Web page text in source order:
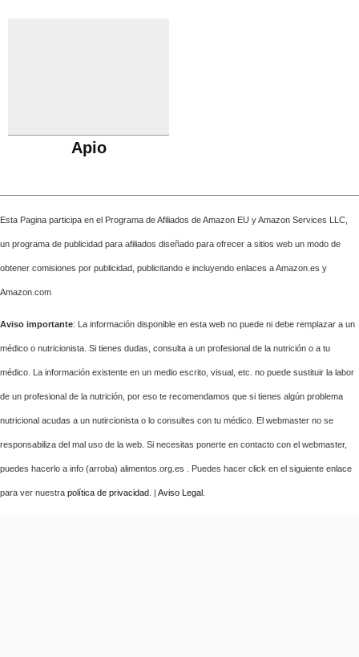
Apio
Esta Pagina participa en el Programa de Afiliados de Amazon EU y Amazon Services LLC,
un programa de publicidad para afiliados diseñado para ofrecer a sitios web un modo de
obtener comisiones por publicidad, publicitando e incluyendo enlaces a Amazon.es y
Amazon.com
Aviso importante: La información disponible en esta web no puede ni debe remplazar a un
médico o nutricionista. Si tienes dudas, consulta a un profesional de la nutrición o a tu
médico. La información existente en un medio escrito, visual, etc. no puede sustituir la labor
de un profesional de la nutrición, por eso te recomendamos que si tienes algún problema
nutricional acudas a un nutircionista o lo consultes con tu médico. El webmaster no se
responsabiliza del mal uso de la web. Si necesitas ponerte en contacto con el webmaster,
puedes hacerlo a info (arroba) alimentos.org.es . Puedes hacer click en el siguiente enlace
para ver nuestra política de privacidad . | Aviso Legal